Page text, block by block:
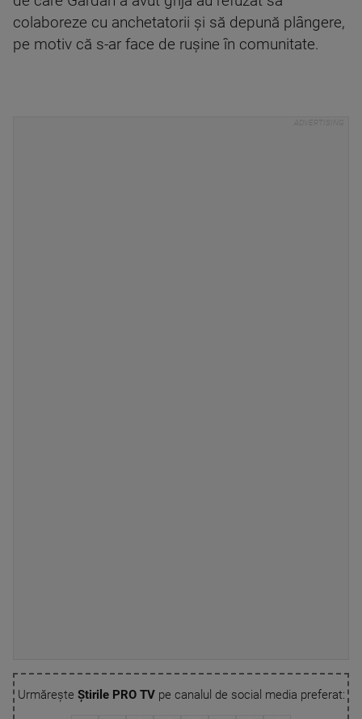
colaboreze cu anchetatorii și să depună plângere,
pe motiv că s-ar face de ruşine în comunitate.
Urmărește Știrile PRO TVpe canalul de social media preferat: